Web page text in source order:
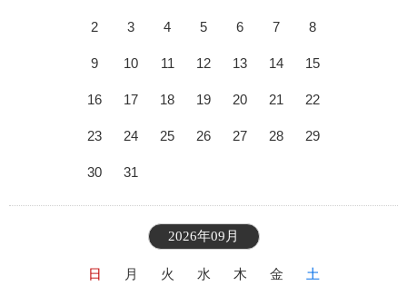
2 3 4 5 6 7 8
9 10 11 12 13 14 15
16 17 18 19 20 21 22
23 24 25 26 27 28 29
30 31
2026年09月
日 月 火 水 木 金
土